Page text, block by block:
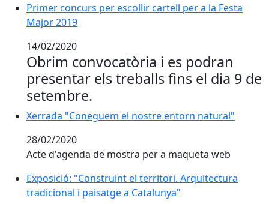
Primer concurs per escollir cartell per a la Festa
Primer concurs per escollir cartell per a la Festa
Major 2019
14/02/2020
Obrim convocatòria i es podran
presentar els treballs fins el dia 9 de
setembre.
Xerrada "Coneguem el nostre entorn natural"
28/02/2020
Acte d'agenda de mostra per a maqueta web
Exposició: "Construint el territori. Arquitectura
Exposició: "Construint el territori. Arquitectura
tradicional i paisatge a Catalunya"